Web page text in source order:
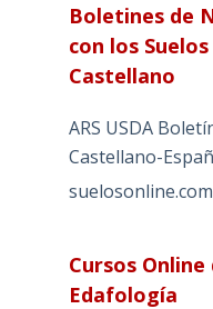
Boletines de
con los
Castellano
ARS USDA
Castellano-
suelosonline.com
Cursos
Edafología